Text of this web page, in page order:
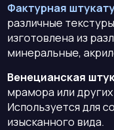
Фактурная
различные
изготовлена из
минеральные,
Венецианская
мрамора или
Используется для
изысканного вида.